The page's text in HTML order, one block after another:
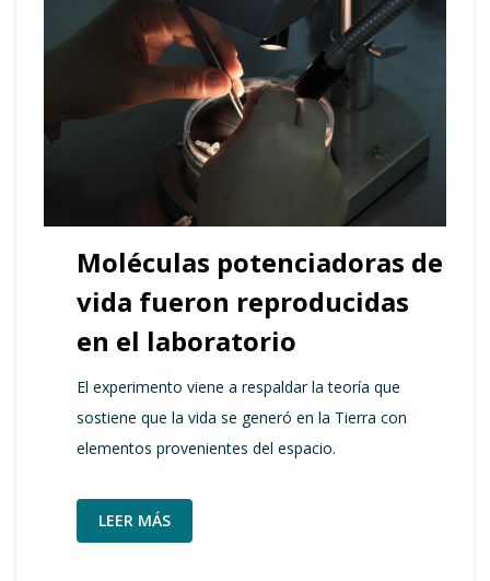
Moléculas potenciadoras de
vida fueron reproducidas
en el laboratorio
El experimento viene a respaldar la teoría que
sostiene que la vida se generó en la Tierra con
elementos provenientes del espacio.
LEER MÁS